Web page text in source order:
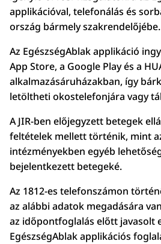
applikációval, telefonálás és
ország bármely szakrendelőjébe.
Az EgészségAblak applikáció
App Store, a Google Play és a
alkalmazásáruházakban, így
letöltheti okostelefonjára vagy
A JIR-ben előjegyzett betegek
feltételek mellett történik, mint
intézményekben egyéb
bejelentkezett betegeké.
Az 1812-es telefonszámon
az alábbi adatok megadására
az időpontfoglalás előtt javasolt
EgészségAblak applikációs